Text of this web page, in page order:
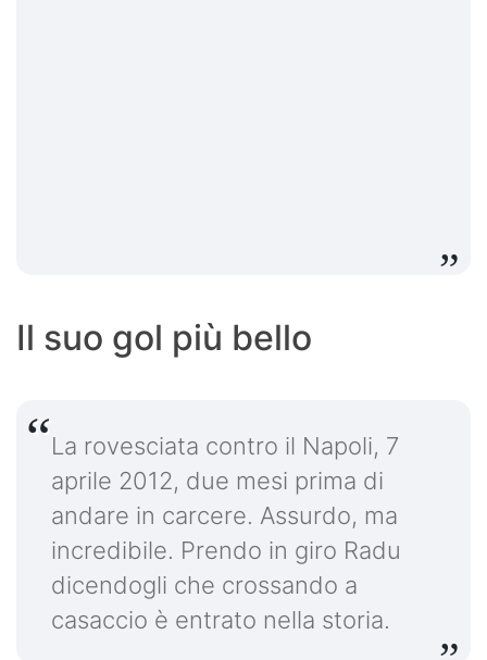
Il suo gol più bello
La rovesciata contro il Napoli, 7
aprile 2012, due mesi prima di
andare in carcere. Assurdo, ma
incredibile. Prendo in giro Radu
dicendogli che crossando a
casaccio è entrato nella storia.